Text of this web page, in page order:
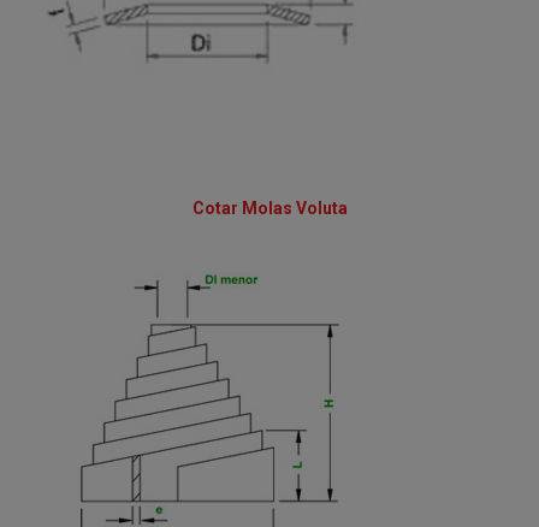
Cotar Molas Voluta